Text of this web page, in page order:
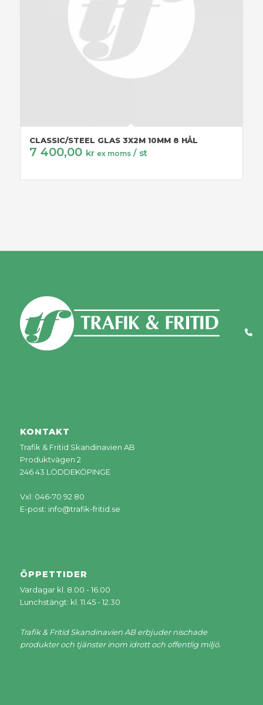
CLASSIC/STEEL GLAS 3X2M 10MM 8 HÅL
7 400,00 kr ex moms / st
KONTAKT
Trafik & Fritid Skandinavien AB
Produktvägen 2
246 43 LÖDDEKÖPINGE
Vxl: 046-70 92 80
E-post: info@trafik-fritid.se
ÖPPETTIDER
Vardagar kl. 8.00 - 16.00
Lunchstängt: kl. 11.45 - 12.30
Trafik & Fritid Skandinavien AB erbjuder nischade
produkter och tjänster inom idrott och offentlig miljö.